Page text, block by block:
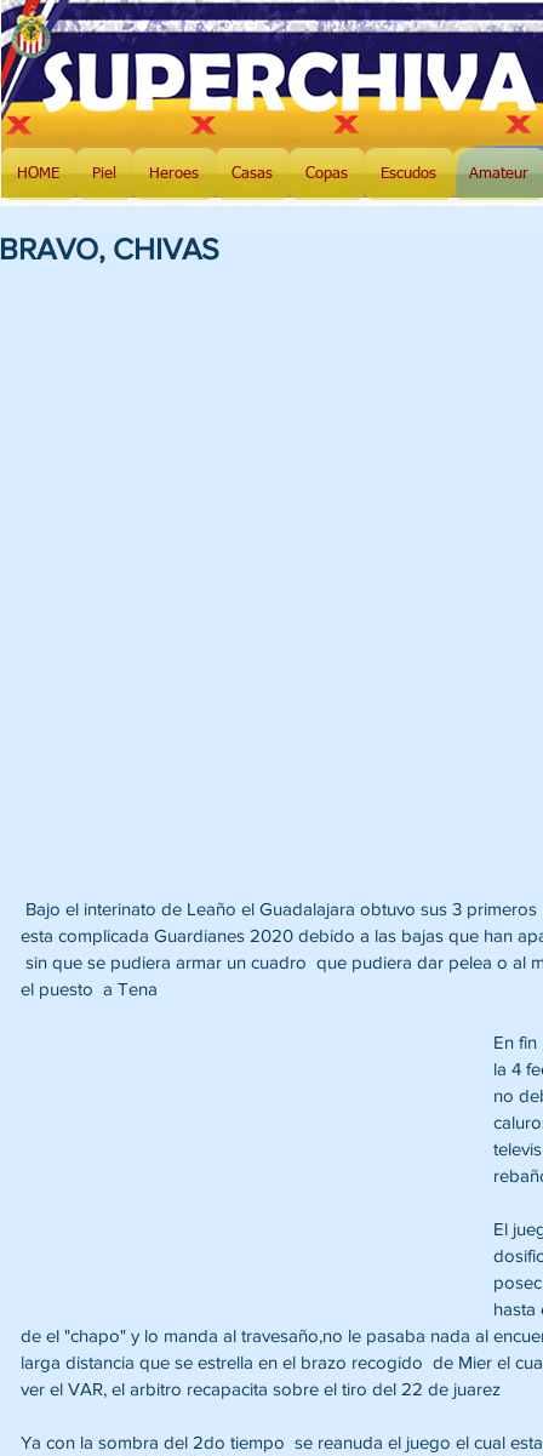
HOME Piel Heroes Casas Copas Escudos Amateur
BRAVO, CHIVAS
esta complicada Guardianes 2020 debido a las bajas que han
sin que se pudiera armar un cuadro  que pudiera dar pelea o al
el puesto  a Tena
En
la 4
no
El
hasta
de el "chapo" y lo manda al travesaño,no le pasaba nada al
larga distancia que se estrella en el brazo recogido  de Mier el
ver el VAR, el arbitro recapacita sobre el tiro del 22 de juarez
Ya con la sombra del 2do tiempo  se reanuda el juego el cual